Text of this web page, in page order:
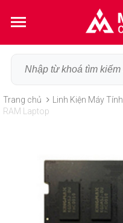
Trang chủ Linh Kiện Máy Tính
RAM Laptop